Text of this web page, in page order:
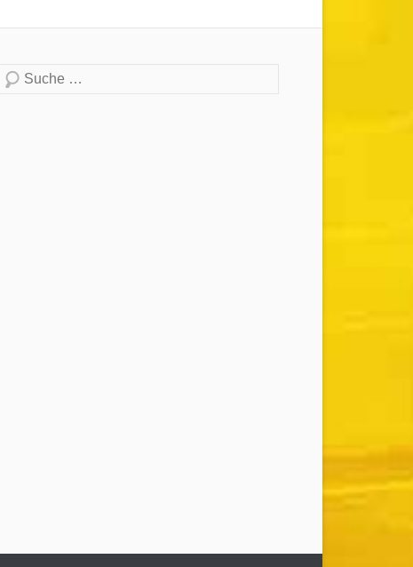
Suche